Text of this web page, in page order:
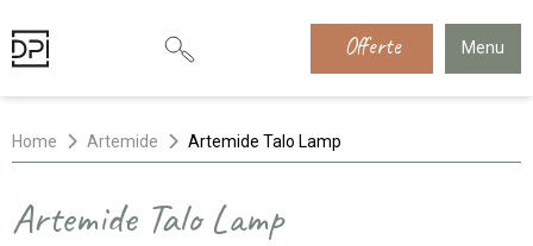
Offerte Menu
Home Artemide Artemide Talo Lamp
Artemide Talo Lamp